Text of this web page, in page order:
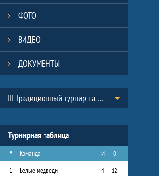
ФОТО
ВИДЕО
ДОКУМЕНТЫ
Таблицы турнира III Традиционный турнир на призы Всероссийского Клуба юных хоккеистов «Золотая шайба» им. А.В. Тарасова в г.Черноголовка. (2013-2014)
Турнирная таблица
# Команда И О
1 Белые медведи 4 12